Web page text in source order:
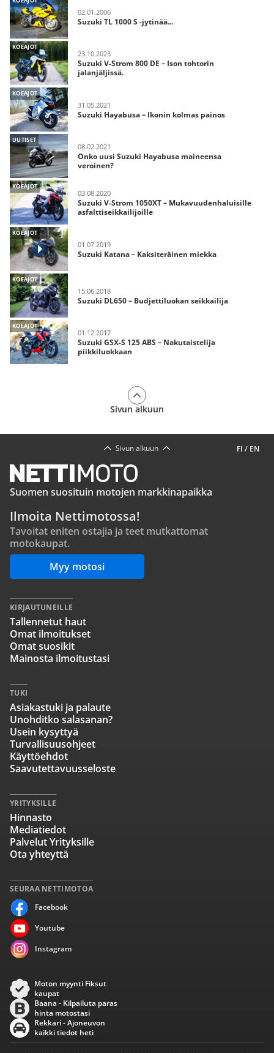
02.01.2006
Suzuki TL 1000 S -jytinää...
KOEAJOT
23.10.2023
Suzuki V-Strom 800 DE – Ison tohtorin
jalanjäljissä.
KOEAJOT
31.05.2021
Suzuki Hayabusa – Ikonin kolmas painos
UUTISET
08.02.2021
Onko uusi Suzuki Hayabusa maineensa
veroinen?
KOEAJOT
03.08.2020
Suzuki V-Strom 1050XT – Mukavuudenhaluisille
asfalttiseikkailijoille
KOEAJOT
01.07.2019
Suzuki Katana – Kaksiteräinen miekka
KOEAJOT
15.06.2018
Suzuki DL650 – Budjettiluokan seikkailija
KOEAJOT
01.12.2017
Suzuki GSX-S 125 ABS – Nakutaistelija
piikkiluokkaan
Sivun alkuun
FI / EN
Sivun alkuun
Suomen suosituin motojen markkinapaikka
Ilmoita Nettimotossa!
Tavoitat eniten ostajia ja teet mutkattomat
motokaupat.
Myy motosi
SEURAA NETTIMOTOA
Facebook
Youtube
Instagram
KIRJAUTUNEILLE
Tallennetut haut
Omat ilmoitukset
Omat suosikit
Mainosta ilmoitustasi
TUKI
Asiakastuki ja palaute
Unohditko salasanan?
Usein kysyttyä
Turvallisuusohjeet
Käyttöehdot
Saavutettavuusseloste
YRITYKSILLE
Hinnasto
Mediatiedot
Palvelut Yrityksille
Ota yhteyttä
Moton myynti Fiksut
kaupat
Baana - Kilpailuta paras
hinta motostasi
Rekkari - Ajoneuvon
kaikki tiedot heti